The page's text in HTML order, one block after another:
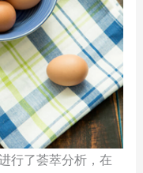
行了荟萃分析，在